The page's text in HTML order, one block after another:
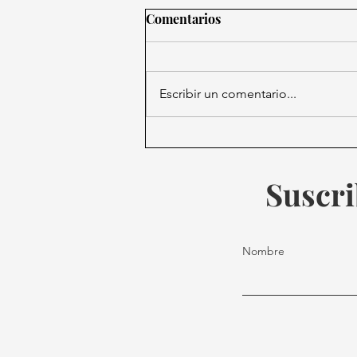
Comentarios
Escribir un comentario...
Nombre